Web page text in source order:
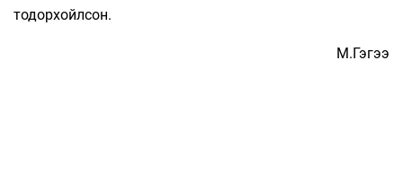
тодорхойлсон.
М.Гэгээ